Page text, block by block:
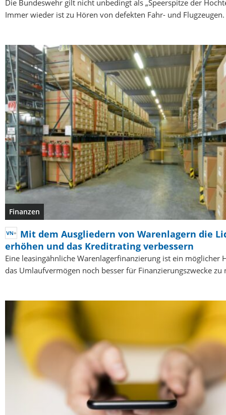
Die Bundeswehr gilt nicht unbedingt als „Speerspitze der
Immer wieder ist zu Hören von defekten Fahr- und
Finanzen
Mit dem Ausgliedern von Warenlagern die
erhöhen und das Kreditrating verbessern
Eine leasingähnliche Warenlagerfinanzierung ist ein möglicher
das Umlaufvermögen noch besser für Finanzierungszwecke zu